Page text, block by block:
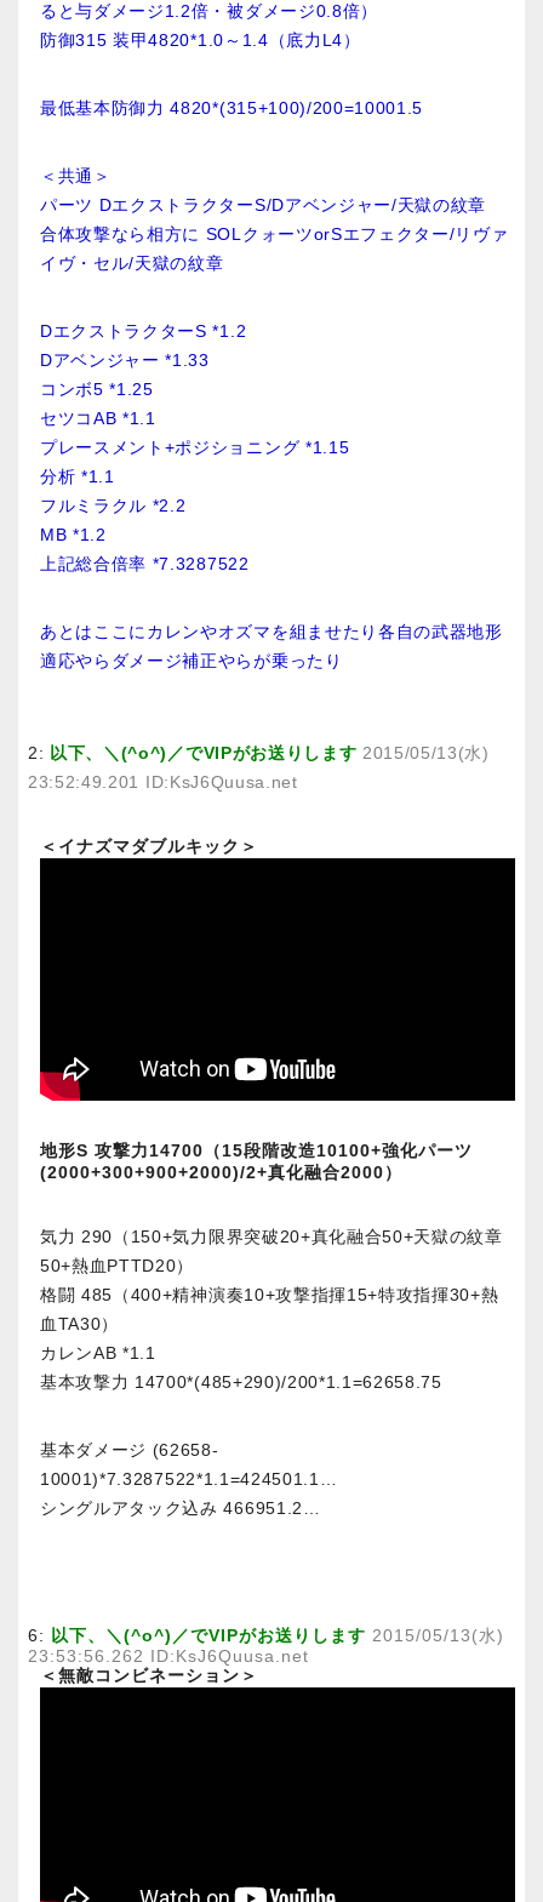
ると与ダメージ1.2倍・被ダメージ0.8倍）
防御315 装甲4820*1.0～1.4（底力L4）
最低基本防御力 4820*(315+100)/200=10001.5
＜共通＞
パーツ DエクストラクターS/Dアベンジャー/天獄の紋章
合体攻撃なら相方に SOLクォーツorSエフェクター/リヴァ
イヴ・セル/天獄の紋章
DエクストラクターS *1.2
Dアベンジャー *1.33
コンボ5 *1.25
セツコAB *1.1
プレースメント+ポジショニング *1.15
分析 *1.1
フルミラクル *2.2
MB *1.2
上記総合倍率 *7.3287522
あとはここにカレンやオズマを組ませたり各自の武器地形
適応やらダメージ補正やらが乗ったり
2: 以下、＼(^o^)／でVIPがお送りします 2015/05/13(水)
23:52:49.201 ID:KsJ6Quusa.net
＜イナズマダブルキック＞
地形S 攻撃力14700（15段階改造10100+強化パーツ
(2000+300+900+2000)/2+真化融合2000）
気力 290（150+気力限界突破20+真化融合50+天獄の紋章
50+熱血PTTD20）
格闘 485（400+精神演奏10+攻撃指揮15+特攻指揮30+熱
血TA30）
カレンAB *1.1
基本攻撃力 14700*(485+290)/200*1.1=62658.75
基本ダメージ (62658-
10001)*7.3287522*1.1=424501.1…
シングルアタック込み 466951.2…
6: 以下、＼(^o^)／でVIPがお送りします 2015/05/13(水)
23:53:56.262 ID:KsJ6Quusa.net
＜無敵コンビネーション＞